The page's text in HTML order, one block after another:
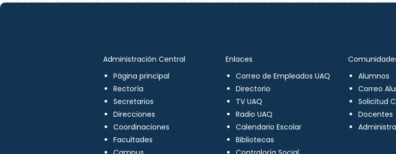
Administración Central
Página principal
Rectoría
Secretarios
Direcciones
Coordinaciones
Facultades
Enlaces
Correo de Empleados UAQ
Directorio
TV UAQ
Radio UAQ
Calendario Escolar
Bibliotecas
Alumnos
Correo
Solicitud
Docentes